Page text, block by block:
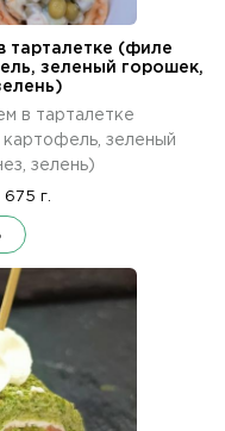
тарталетке (филе
зеленый горошек,
в тарталетке
зеленый
зелень)
675 г.